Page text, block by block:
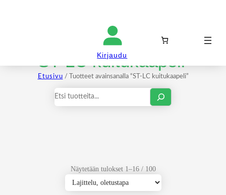
Kirjaudu
ST-LC kuitukaapeli
Etusivu / Tuotteet avainsanalla “ST-LC kuitukaapeli”
Haku
Näytetään tulokset 1–16 / 100